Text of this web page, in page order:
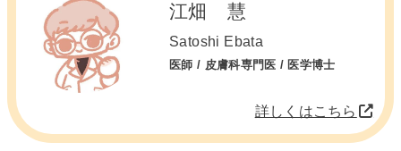
江畑 慧
Satoshi Ebata
医師 / 皮膚科専門医 / 医学博士
詳しくはこちら